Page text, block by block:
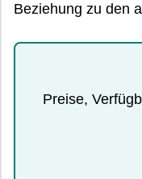
Beziehung zu den
Preise,